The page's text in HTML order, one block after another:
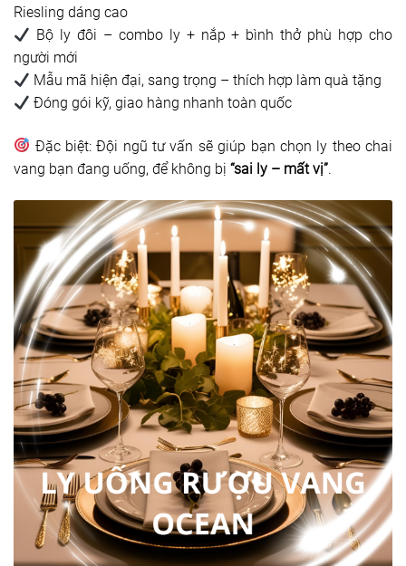
Riesling dáng cao
Bộ ly đôi – combo ly + nắp + bình thở phù hợp cho
người mới
Mẫu mã hiện đại, sang trọng – thích hợp làm quà tặng
Đóng gói kỹ, giao hàng nhanh toàn quốc
Đặc biệt: Đội ngũ tư vấn sẽ giúp bạn chọn ly theo chai
vang bạn đang uống, để không bị “sai ly – mất vị”.